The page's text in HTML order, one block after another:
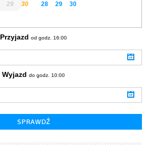
29
30
28
29 30
Przyjazd od godz. 16:00
Wyjazd do godz. 10:00